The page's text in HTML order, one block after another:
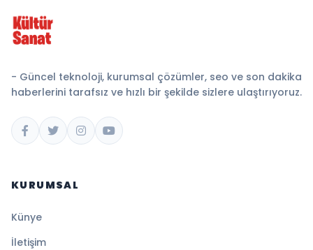
- Güncel teknoloji, kurumsal çözümler, seo ve son dakika
haberlerini tarafsız ve hızlı bir şekilde sizlere ulaştırıyoruz.
KURUMSAL
Künye
İletişim